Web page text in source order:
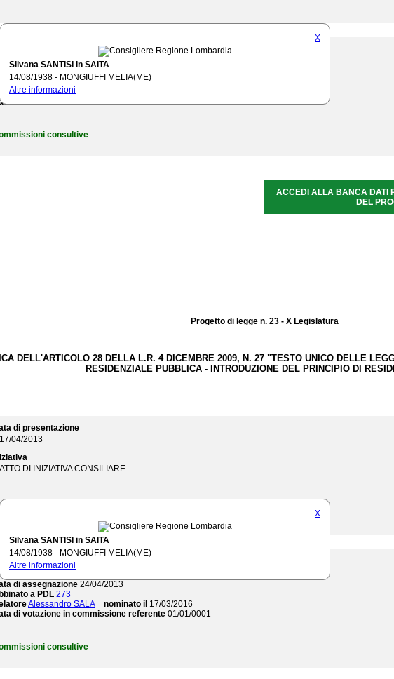
X
Silvana SANTISI in SAITA
14/08/1938 - MONGIUFFI MELIA(ME)
Altre informazioni
referente
permanente - Territorio e infrastrutture
di assegnazione03/07/2015
a PDL
273
Alessandro SALA
di votazione in commissione referente01/01/0001
consultive
ACCEDI ALLA BANCA DATI
DEL
Progetto di legge n. 23 - X Legislatura
DELL'ARTICOLO 28 DELLA L.R. 4 DICEMBRE 2009, N. 27 "TESTO UNICO DELLE
RESIDENZIALE PUBBLICA - INTRODUZIONE DEL PRINCIPIO DI
di presentazione
17/04/2013
ATTO DI INIZIATIVA CONSILIARE
X
Silvana SANTISI in SAITA
14/08/1938 - MONGIUFFI MELIA(ME)
Altre informazioni
referente
permanente - Territorio e infrastrutture
di assegnazione 24/04/2013
a PDL 273
Alessandro SALA nominato il 17/03/2016
di votazione in commissione referente 01/01/0001
consultive